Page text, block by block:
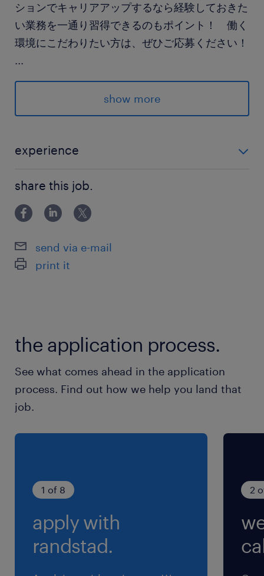
ションでキャリアアップするなら経験しておきた
い業務を一通り習得できるのもポイント！ 働く
環境にこだわりたい方は、ぜひご応募ください！
...
＜＜六本木一丁目＞＞
★社会保険完備
★2名募集
★15名体制
★ビジネスカジュアル
★食堂、室内喫煙設備、休憩室、給湯設備、自動
販売機利用可能
銀座線／溜池山王駅（徒歩4分）
休日休暇
土日祝日
土日祝休み（完全週休2日制）
（1）8:00-16:30（実働7時間30分・休憩60分）
（2）9:00-17:30（実働7時間30分・休憩60分）
（3）9:30-18:30（実働8時間00分・休憩60分）
※＊平日5日間、時差シフト(各実働7.5h/休憩1h)
show more
experience
share this job.
send via e-mail
print it
the application process.
See what comes ahead in the application
process. Find out how we help you land that
job.
1 of 8
apply with
randstad.
2